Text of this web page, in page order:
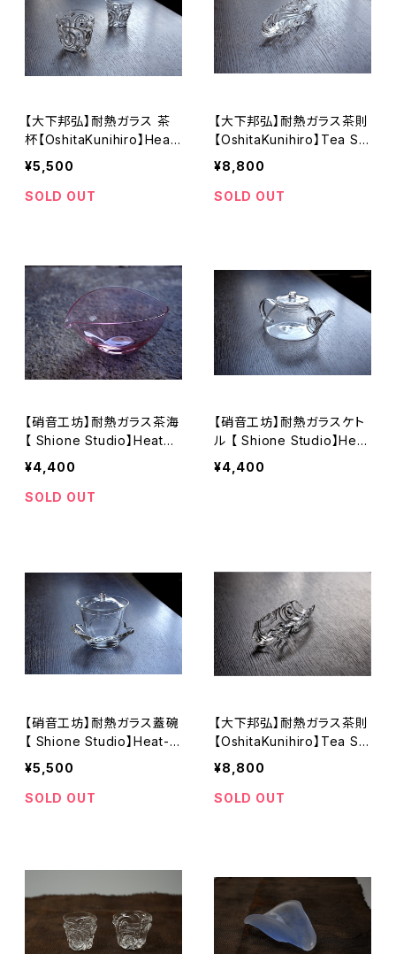
【大下邦弘】耐熱ガラス 茶
杯【OshitaKunihiro】Heat-
resistant glass teacup
¥5,500
SOLD OUT
【大下邦弘】耐熱ガラス茶則
【OshitaKunihiro】Tea Sc
oop
¥8,800
SOLD OUT
【硝音工坊】耐熱ガラス茶海
【 Shione Studio】Heatpr
oof Tea Server
¥4,400
SOLD OUT
【硝音工坊】耐熱ガラスケト
ル 【 Shione Studio】Heat
-resistant Glass Kettle
¥4,400
【硝音工坊】耐熱ガラス蓋碗
【 Shione Studio】Heat-r
esistant Glass Gaiwan
¥5,500
SOLD OUT
【大下邦弘】耐熱ガラス茶則
【OshitaKunihiro】Tea Sc
oop
¥8,800
SOLD OUT